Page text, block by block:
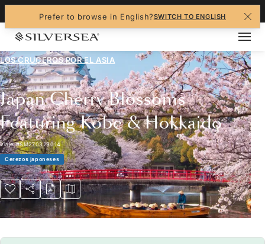
Prefer to browse in English?SWITCH TO ENGLISH
LOS CRUCEROS POR EL ASIA
Japan Cherry Blossoms
Featuring Kobe & Hokkaido
Viaje#SM270329014
Cerezos japoneses